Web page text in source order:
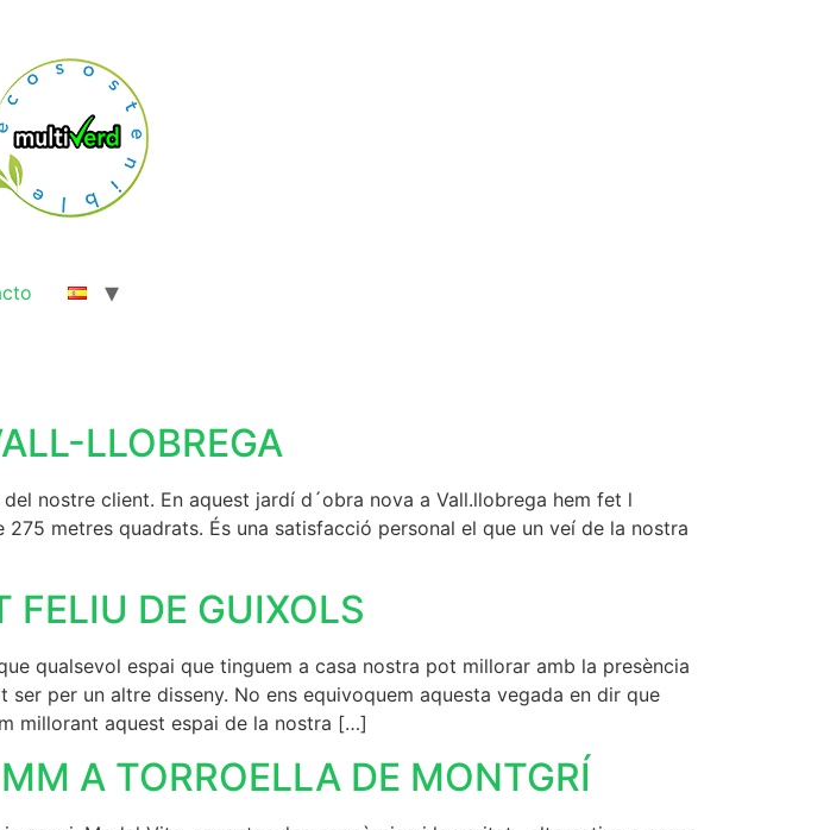
LLOBREGA
del nostre client. En aquest jardí d´obra nova a Vall.llobrega hem fet l
metres quadrats. És una satisfacció personal el que un veí de la nostra
DE GUIXOLS
qualsevol espai que tinguem a casa nostra pot millorar amb la presència
per un altre disseny. No ens equivoquem aquesta vegada en dir que
millorant aquest espai de la nostra […]
A TORROELLA DE MONTGRÍ